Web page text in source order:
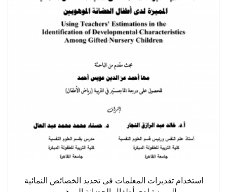
استخدام تقديرات المعلمات فى تحديد الخصائص النمائية